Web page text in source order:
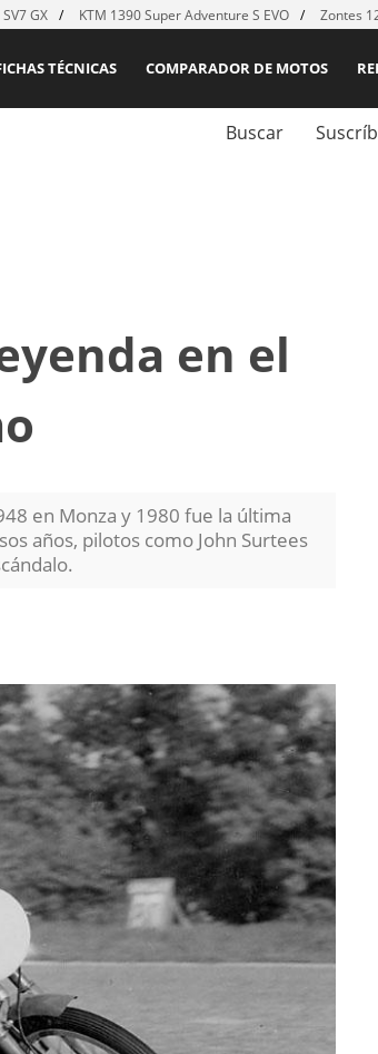
GX KTM 1390 Super Adventure S EVO Zontes
COMPARADOR DE MOTOS
TÉCNICAS
Buscar
en el
en Monza y 1980 fue la última
años, pilotos como John Surtees